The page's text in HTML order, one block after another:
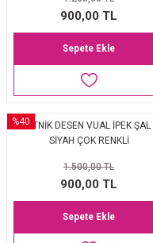
EŞARP 2025-2026 SONBAHAR KIŞ
EŞARP
İpek Koton Şal
900,00 TL
Sepete Ekle
%40ETNİK DESEN VUAL İPEK ŞAL
SİYAH ÇOK RENKLİ
1.500,00 TL
900,00 TL
Sepete Ekle